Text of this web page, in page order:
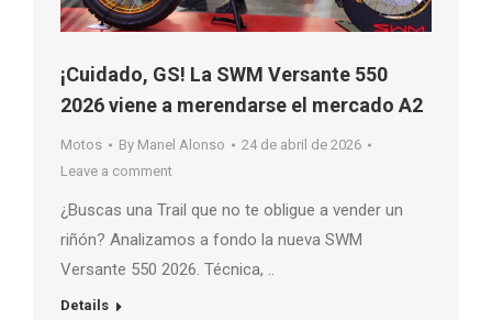
¡Cuidado, GS! La SWM Versante 550
2026 viene a merendarse el mercado A2
Motos By Manel Alonso
24 de abril de 2026
Leave a comment
¿Buscas una Trail que no te obligue a vender un
riñón? Analizamos a fondo la nueva SWM
Versante 550 2026. Técnica, ..
Details